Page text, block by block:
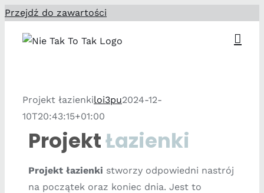
Przejdź do zawartości
Projekt łazienkiloi3pu2024-12-
10T20:43:15+01:00
ProjektŁazienki
Projekt łazienki stworzy odpowiedni nastrój
na początek oraz koniec dnia. Jest to